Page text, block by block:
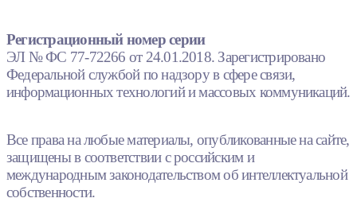
Регистрационный номер серии
ЭЛ № ФС 77-72266 от 24.01.2018. Зарегистрировано
Федеральной службой по надзору в сфере связи,
информационных технологий и массовых коммуникаций.
Все права на любые материалы, опубликованные на сайте,
защищены в соответствии с российским и
международным законодательством об интеллектуальной
собственности.